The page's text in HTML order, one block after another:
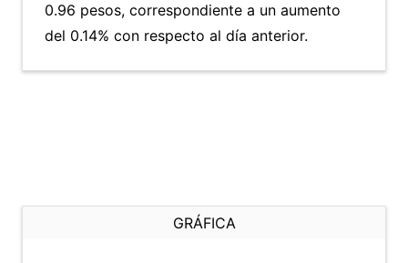
0.96 pesos, correspondiente a un aumento
del 0.14% con respecto al día anterior.
GRÁFICA